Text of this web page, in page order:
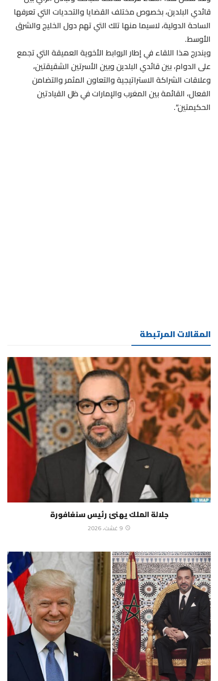
قائدي البلدين، بخصوص مختلف القضايا والتحديات التي تعرفها
الساحة الدولية، لاسيما منها تلك التي تهم دول الخليج والشرق
الأوسط.
ويندرج هذا اللقاء في إطار الروابط الأخوية العميقة التي تجمع
على الدوام، بين قائدي البلدين وبين الأسرتين الشقيقتين،
وعلاقات الشراكة الاستراتيجية والتعاون المثمر والتضامن
الفعال، القائمة بين المغرب والإمارات في ظل القيادتين
الحكيمتين”.
المقالات المرتبطة
جلالة الملك يهنئ رئيس سنغافورة
9 غشت، 2026